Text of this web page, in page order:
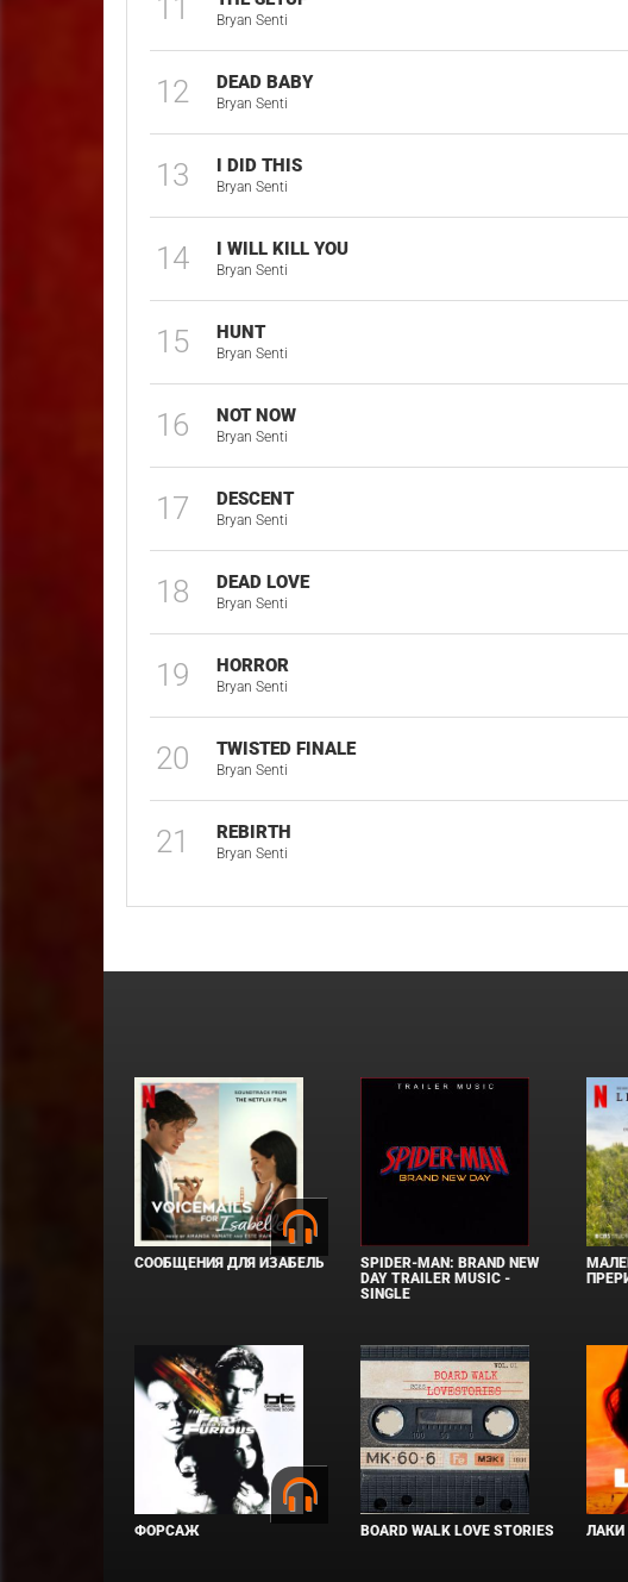
11 Bryan Senti
12 DEAD BABY
Bryan Senti
13 I DID THIS
Bryan Senti
14 I WILL KILL YOU
Bryan Senti
15 HUNT
Bryan Senti
16 NOT NOW
Bryan Senti
17 DESCENT
Bryan Senti
18 DEAD LOVE
Bryan Senti
19 HORROR
Bryan Senti
20 TWISTED FINALE
Bryan Senti
21 REBIRTH
Bryan Senti
СООБЩЕНИЯ ДЛЯ ИЗАБЕЛЬ
SPIDER-MAN: BRAND NEW
DAY TRAILER MUSIC -
SINGLE
ФОРСАЖ BOARD WALK LOVE STORIES ЛАКИ